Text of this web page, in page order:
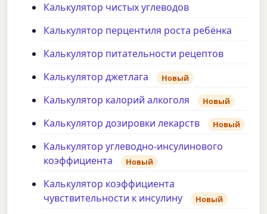
Калькулятор чистых углеводов
Калькулятор перцентиля роста ребёнка
Калькулятор питательности рецептов
Калькулятор джетлага
Новый
Калькулятор калорий алкоголя Новый
Калькулятор дозировки лекарств Новый
Калькулятор углеводно-инсулинового
коэффициента
Новый
Калькулятор коэффициента
чувствительности к инсулину
Новый